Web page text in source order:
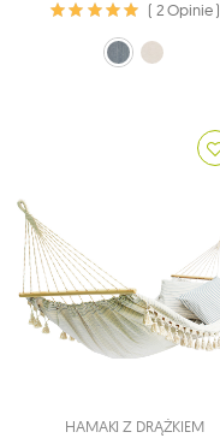
( 2 Opinie )
morski (323)ecru (329)
HAMAKI Z DRĄŻKIEM